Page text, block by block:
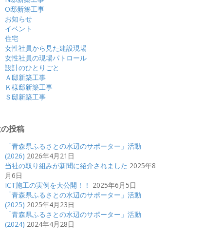
O邸新築工事
お知らせ
イベント
住宅
女性社員から見た建設現場
女性社員の現場パトロール
設計のひとりごと
Ａ邸新築工事
Ｋ様邸新築工事
Ｓ邸新築工事
投稿
「青森県ふるさとの水辺のサポーター」活動
(2026) 2026年4月21日
当社の取り組みが新聞に紹介されました 2025年8
月6日
ICT施工の実例を大公開！！ 2025年6月5日
「青森県ふるさとの水辺のサポーター」活動
(2025) 2025年4月23日
「青森県ふるさとの水辺のサポーター」活動
(2024) 2024年4月28日